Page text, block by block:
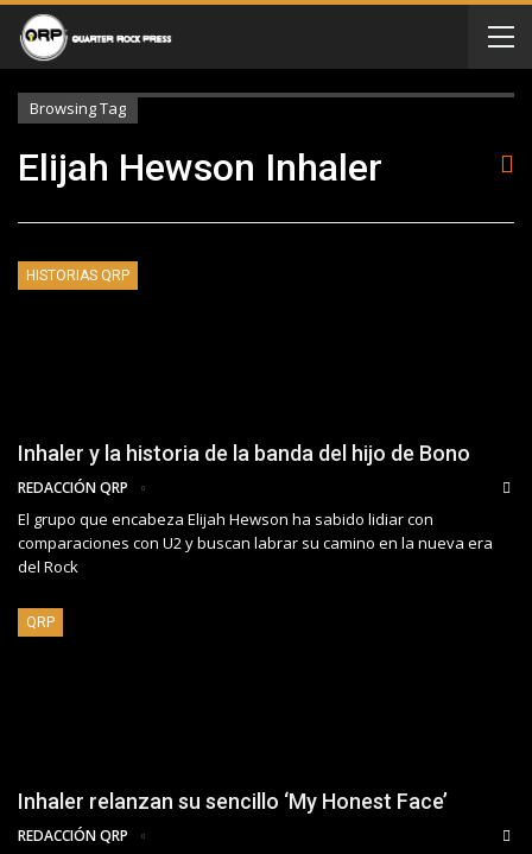
Browsing Tag
Elijah Hewson Inhaler
HISTORIAS QRP
Inhaler y la historia de la banda del hijo de Bono
REDACCIÓN QRP
El grupo que encabeza Elijah Hewson ha sabido lidiar con
comparaciones con U2 y buscan labrar su camino en la nueva era
del Rock
QRP
Inhaler relanzan su sencillo ‘My Honest Face’
REDACCIÓN QRP